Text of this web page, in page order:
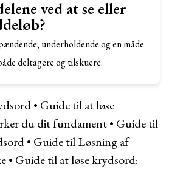
ved at se eller
underholdende og en måde
deltagere og tilskuere.
• Guide til at løse
du dit fundament• Guide til
• Guide til Løsning af
• Guide til at løse krydsord: